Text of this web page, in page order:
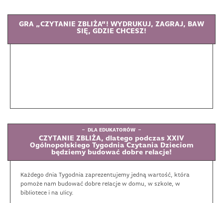
GRA „CZYTANIE ZBLIŻA”! WYDRUKUJ, ZAGRAJ, BAW
SIĘ, GDZIE CHCESZ!
DLA EDUKATORÓW
CZYTANIE ZBLIŻA, dlatego podczas XXIV
Ogólnopolskiego Tygodnia Czytania Dzieciom
będziemy budować dobre relacje!
Każdego dnia Tygodnia zaprezentujemy jedną wartość, która
pomoże nam budować dobre relacje w domu, w szkole, w
bibliotece i na ulicy.